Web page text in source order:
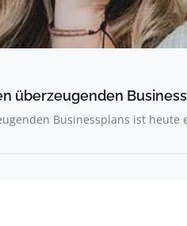
überzeugenden
Businessplans ist